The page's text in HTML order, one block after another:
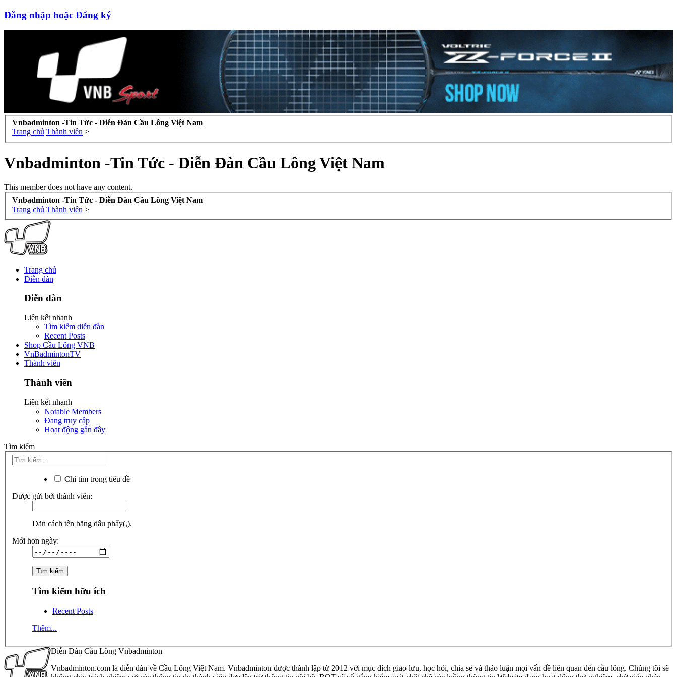
Đăng nhập hoặc Đăng ký
Vnbadminton -Tin Tức - Diễn Đàn Cầu Lông Việt Nam
Trang chủ Thành viên >
Vnbadminton -Tin Tức - Diễn Đàn Cầu Lông Việt Nam
This member does not have any content.
Vnbadminton -Tin Tức - Diễn Đàn Cầu Lông Việt Nam
Trang chủ Thành viên >
Trang chủ
Diễn đàn
Diễn đàn
Liên kết nhanh
Tìm kiếm diễn đàn
Recent Posts
Shop Cầu Lông VNB
VnBadmintonTV
Thành viên
Thành viên
Liên kết nhanh
Notable Members
Đang truy cập
Hoạt động gần đây
Tìm kiếm
Chỉ tìm trong tiêu đề
Được gửi bởi thành viên:
Dãn cách tên bằng dấu phẩy(,).
Mới hơn ngày:
Tìm kiếm hữu ích
Recent Posts
Thêm...
Diễn Đàn Cầu Lông Vnbadminton
Vnbadminton.com là diễn đàn về Cầu Lông Việt Nam. Vnbadminton được thành lập từ 2012 với mục đích giao lưu, học hỏi, chia sẻ và thảo luận mọi vấn đề liên quan đến cầu lông. Chúng tôi sẽ